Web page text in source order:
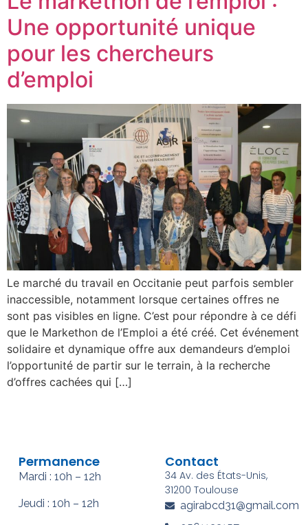
Une opportunité unique
pour les chercheurs
d’emploi
Le marché du travail en Occitanie peut parfois sembler
inaccessible, notamment lorsque certaines offres ne
sont pas visibles en ligne. C’est pour répondre à ce défi
que le Markethon de l’Emploi a été créé. Cet événement
solidaire et dynamique offre aux demandeurs d’emploi
l’opportunité de partir sur le terrain, à la recherche
d’offres cachées qui […]
Permanence
Mardi : 10h – 12h
Jeudi : 10h – 12h
Contact
34 Av. des États-Unis,
31200 Toulouse
agirabcd31@gmail.com